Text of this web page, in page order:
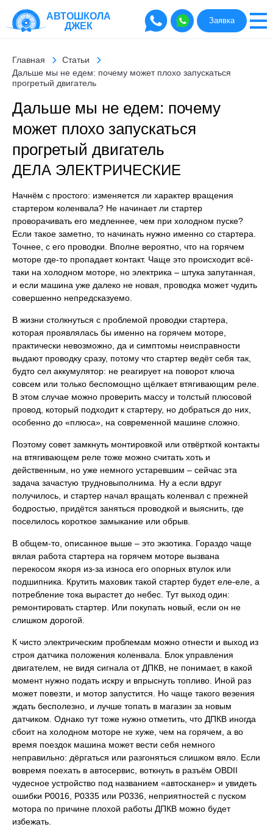
АВТОШКОЛА
ДЖЕК
Заявка
Главная
Статьи
Дальше мы не едем: почему может плохо запускаться
прогретый двигатель
Дальше мы не едем: почему
может плохо запускаться
прогретый двигатель
ДЕЛА ЭЛЕКТРИЧЕСКИЕ
Начнём с простого: изменяется ли характер вращения
стартером коленвала? Не начинает ли стартер
проворачивать его медленнее, чем при холодном пуске?
Если такое заметно, то начинать нужно именно со стартера.
Точнее, с его проводки. Вполне вероятно, что на горячем
моторе где-то пропадает контакт. Чаще это происходит всё-
таки на холодном моторе, но электрика – штука запутанная,
и если машина уже далеко не новая, проводка может чудить
совершенно непредсказуемо.
В жизни столкнуться с проблемой проводки стартера,
которая проявлялась бы именно на горячем моторе,
практически невозможно, да и симптомы неисправности
выдают проводку сразу, потому что стартер ведёт себя так,
будто сел аккумулятор: не реагирует на поворот ключа
совсем или только беспомощно щёлкает втягивающим реле.
В этом случае можно проверить массу и толстый плюсовой
провод, который подходит к стартеру, но добраться до них,
особенно до «плюса», на современной машине сложно.
Поэтому совет замкнуть монтировкой или отвёрткой контакты
на втягивающем реле тоже можно считать хоть и
действенным, но уже немного устаревшим – сейчас эта
задача зачастую трудновыполнима. Ну а если вдруг
получилось, и стартер начал вращать коленвал с прежней
бодростью, придётся заняться проводкой и выяснить, где
поселилось короткое замыкание или обрыв.
В общем-то, описанное выше – это экзотика. Гораздо чаще
вялая работа стартера на горячем моторе вызвана
перекосом якоря из-за износа его опорных втулок или
подшипника. Крутить маховик такой стартер будет еле-еле, а
потребление тока вырастет до небес. Тут выход один:
ремонтировать стартер. Или покупать новый, если он не
слишком дорогой.
К чисто электрическим проблемам можно отнести и выход из
строя датчика положения коленвала. Блок управления
двигателем, не видя сигнала от ДПКВ, не понимает, в какой
момент нужно подать искру и впрыснуть топливо. Иной раз
может повезти, и мотор запустится. Но чаще такого везения
ждать бесполезно, и лучше топать в магазин за новым
датчиком. Однако тут тоже нужно отметить, что ДПКВ иногда
сбоит на холодном моторе не хуже, чем на горячем, а во
время поездок машина может вести себя немного
неправильно: дёргаться или разгоняться слишком вяло. Если
вовремя поехать в автосервис, воткнуть в разъём OBDII
чудесное устройство под названием «автосканер» и увидеть
ошибки Р0016, Р0335 или Р0336, неприятностей с пуском
мотора по причине плохой работы ДПКВ можно будет
избежать.